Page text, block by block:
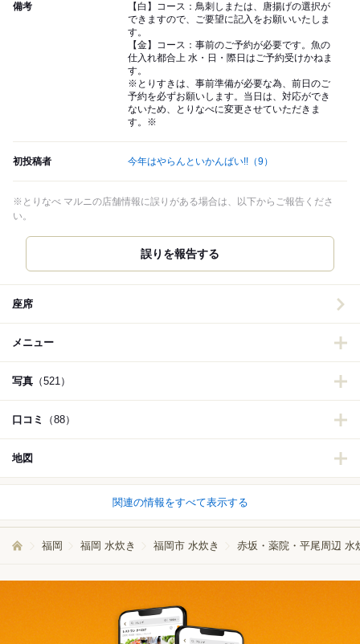
備考
【白】コース：鳥刺しまたは、唐揚げの選択が
できますので、ご要望に記入をお願いいたしま
す。
【金】コース：事前のご予約が必要です。魚の
仕入れ都合上 水・日・際日はご予約受けかねま
す。
※とりすきは、事前準備が必要な為、前日のご
予約を必ずお願いします。当日は、対応ができ
ないため、とりなべに変更させていただきま
す。※
初投稿者 今年はやらんといかんばい!! （9）
※とりなべ マルニの店舗情報に誤りがある場合は、以下からご報告くださ
い。
誤りを報告する
座席
メニュー
写真 （521）
口コミ （88）
地図
関連の情報をすべて表示する
福岡 福岡 水炊き 福岡市 水炊き 赤坂・薬院・平尾周辺 水